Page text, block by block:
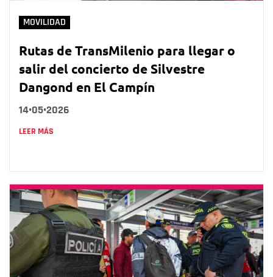
MOVILIDAD
Rutas de TransMilenio para llegar o
salir del concierto de Silvestre
Dangond en El Campín
14•05•2026
LEER MÁS